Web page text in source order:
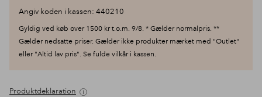
Angiv koden i kassen: 440210
Gyldig ved køb over 1500 kr t.o.m. 9/8. * Gælder normalpris. **
Gælder nedsatte priser. Gælder ikke produkter mærket med "Outlet"
eller "Altid lav pris". Se fulde vilkår i kassen.
Produktdeklaration